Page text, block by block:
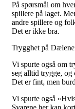
På spørsmål om
spillere på laget.
andre spillere og
Det er ikke bra.
Trygghet på
Vi spurte også om
seg alltid trygge, og
Det er fint, men
Vi spurte også